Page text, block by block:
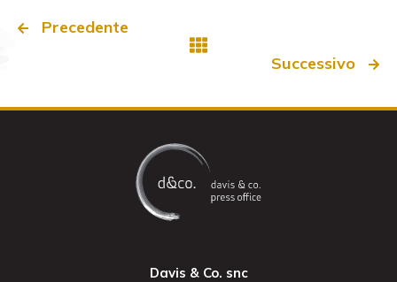
Precedente
Successivo
Davis & Co. snc